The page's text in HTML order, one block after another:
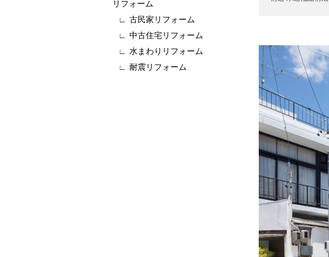
リフォーム
古民家リフォーム
中古住宅リフォーム
水まわりリフォーム
耐震リフォーム